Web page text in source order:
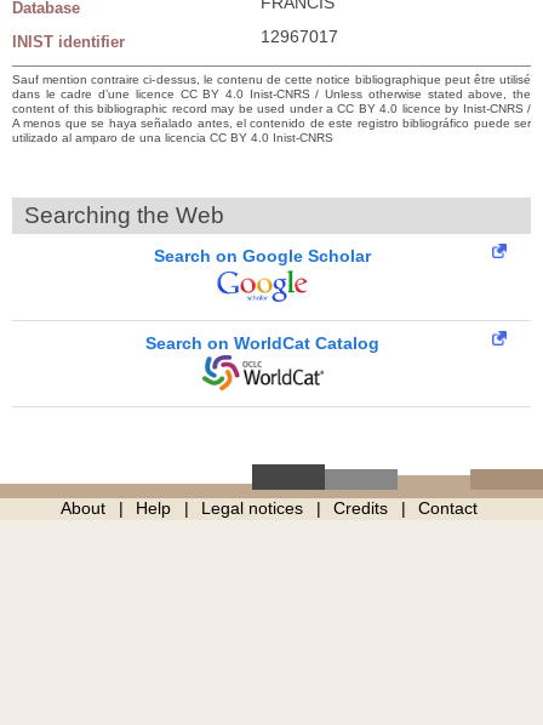
Database
INIST identifier 12967017
Sauf mention contraire ci-dessus, le contenu de cette notice bibliographique peut être utilisé
dans le cadre d’une licence CC BY 4.0 Inist-CNRS / Unless otherwise stated above, the
content of this bibliographic record may be used under a CC BY 4.0 licence by Inist-CNRS /
A menos que se haya señalado antes, el contenido de este registro bibliográfico puede ser
utilizado al amparo de una licencia CC BY 4.0 Inist-CNRS
Searching the Web
Search on Google Scholar
Search on WorldCat Catalog
About Help Legal notices Credits Contact